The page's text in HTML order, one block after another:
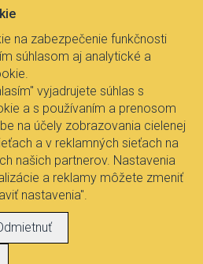
© 2017
- Fire-lux
na zabezpečenie funkčnosti
súhlasom aj analytické a
vyjadrujete súhlas s
a s používaním a prenosom
na účely zobrazovania cielenej
a v reklamných sieťach na
našich partnerov. Nastavenia
a reklamy môžete zmeniť
nastavenia".